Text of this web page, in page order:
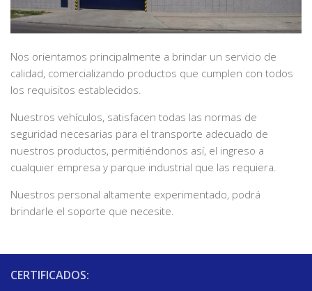
Nos orientamos principalmente a brindar un servicio de
calidad, comercializando productos que cumplen con todos
los requisitos establecidos.
Nuestros vehículos, satisfacen todas las normas de
seguridad necesarias para el transporte adecuado de
nuestros productos, permitiéndonos así, el ingreso a
cualquier empresa y parque industrial que las requiera.
Nuestros personal altamente experimentado, podrá
brindarle el soporte que necesite.
CERTIFICADOS: